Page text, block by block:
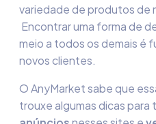
variedade de produtos de
Encontrar uma forma de
meio a todos os demais é
novos clientes.
O AnyMarket sabe que
trouxe algumas dicas para